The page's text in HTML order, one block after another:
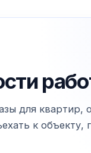
для квартир,
к объекту,